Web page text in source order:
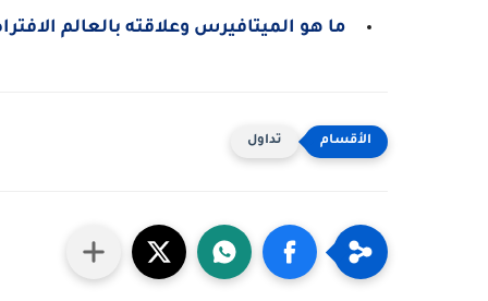
ما هو الميتافيرس وعلاقته بالعالم
تداول